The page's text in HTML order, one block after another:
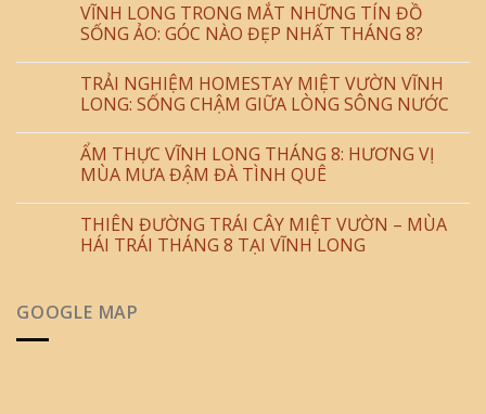
VĨNH LONG TRONG MẮT NHỮNG TÍN ĐỒ
SỐNG ẢO: GÓC NÀO ĐẸP NHẤT THÁNG 8?
TRẢI NGHIỆM HOMESTAY MIỆT VƯỜN VĨNH
LONG: SỐNG CHẬM GIỮA LÒNG SÔNG NƯỚC
ẨM THỰC VĨNH LONG THÁNG 8: HƯƠNG VỊ
MÙA MƯA ĐẬM ĐÀ TÌNH QUÊ
THIÊN ĐƯỜNG TRÁI CÂY MIỆT VƯỜN – MÙA
HÁI TRÁI THÁNG 8 TẠI VĨNH LONG
GOOGLE MAP